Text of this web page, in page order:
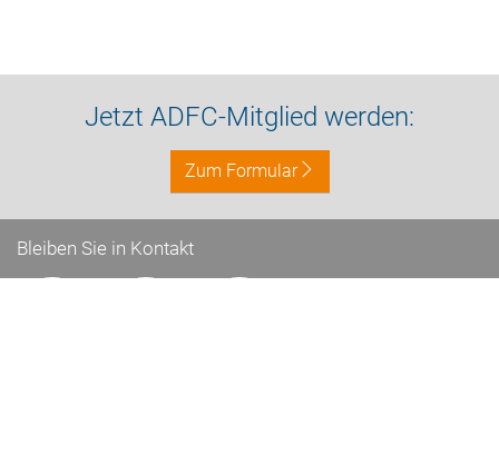
Jetzt ADFC-Mitglied werden:
Zum Formular
Bleiben Sie in Kontakt